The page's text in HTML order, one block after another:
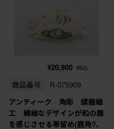
¥20,900 (税込)
商品番号 R-075909
アンティーク 角彫 螺鈿細
工 繊細なデザインが和の趣
を感じさせる帯留め(鹿角?、